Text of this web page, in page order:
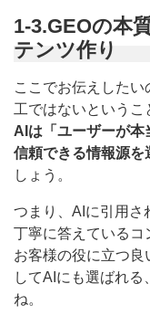
1-3.GEOの本
テンツ作り
ここでお伝えした
工ではないというこ
AIは「ユーザーが本
信頼できる情報源を
しょう。
つまり、AIに引用さ
丁寧に答えているコ
お客様の役に立つ良
してAIにも選ばれ
ね。